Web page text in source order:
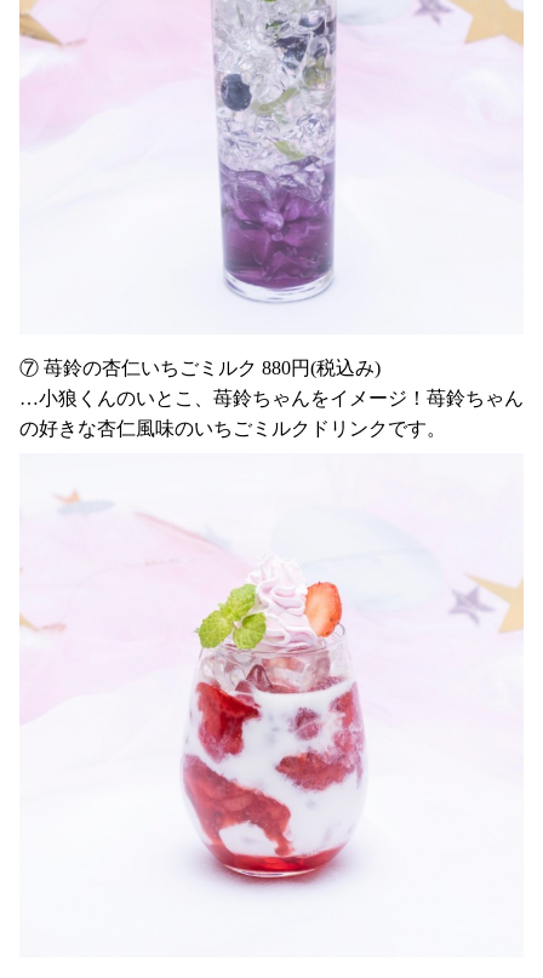
⑦ 苺鈴の杏仁いちごミルク 880円(税込み)
…小狼くんのいとこ、苺鈴ちゃんをイメージ！苺鈴ちゃん
の好きな杏仁風味のいちごミルクドリンクです。